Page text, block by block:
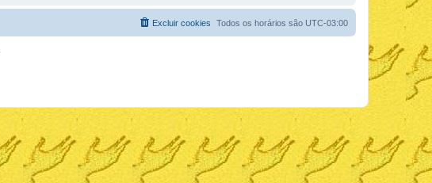
Todos os horários são UTC-03:00
Excluir cookies